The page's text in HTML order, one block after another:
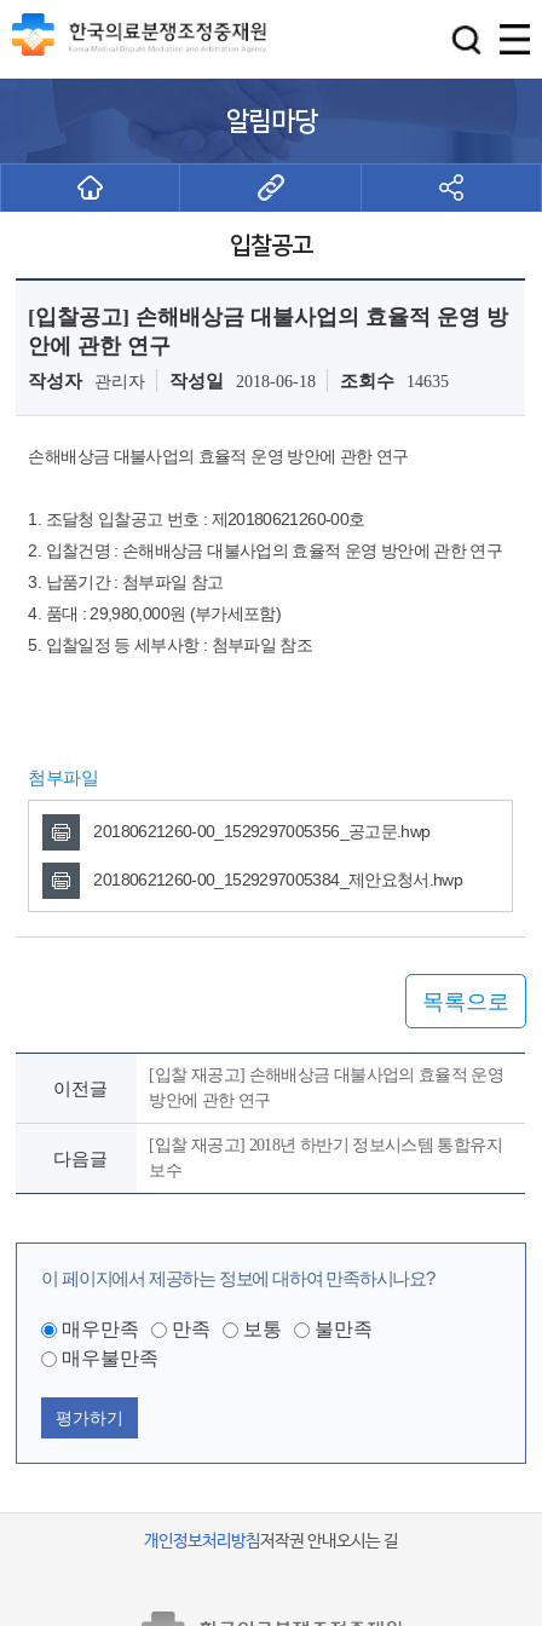
알림마당
입찰공고
[입찰공고] 손해배상금 대불사업의 효율적 운영 방
안에 관한 연구
작성자 관리자 작성일 2018-06-18 조회수 14635
손해배상금 대불사업의 효율적 운영 방안에 관한 연구
1. 조달청 입찰공고 번호 : 제20180621260-00호
2. 입찰건명 : 손해배상금 대불사업의 효율적 운영 방안에 관한 연구
3. 납품기간 : 첨부파일 참고
4. 품대 : 29,980,000원 (부가세포함)
5. 입찰일정 등 세부사항 : 첨부파일 참조
첨부파일
20180621260-00_1529297005356_공고문.hwp
20180621260-00_1529297005384_제안요청서.hwp
목록으로
이전글
[입찰 재공고] 손해배상금 대불사업의 효율적 운영
방안에 관한 연구
다음글
[입찰 재공고] 2018년 하반기 정보시스템 통합유지
보수
이 페이지에서 제공하는 정보에 대하여 만족하시나요?
매우만족 만족 보통
불만족
매우불만족
평가하기
개인정보처리방침저작권 안내오시는 길